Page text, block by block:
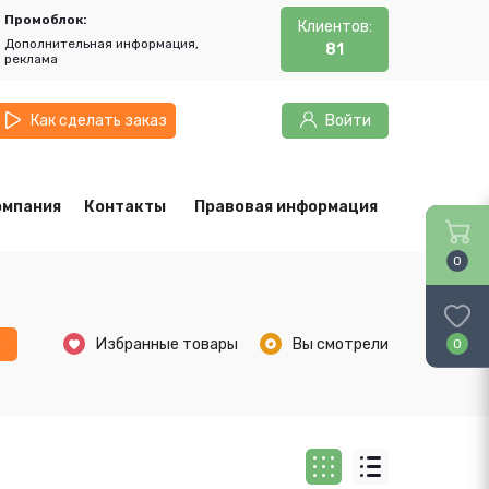
Промоблок:
Дополнительная информация,
реклама
Клиентов:
81
Как сделать заказ Войти
Контакты Правовая информация
Избранные товары Вы смотрели
0
0